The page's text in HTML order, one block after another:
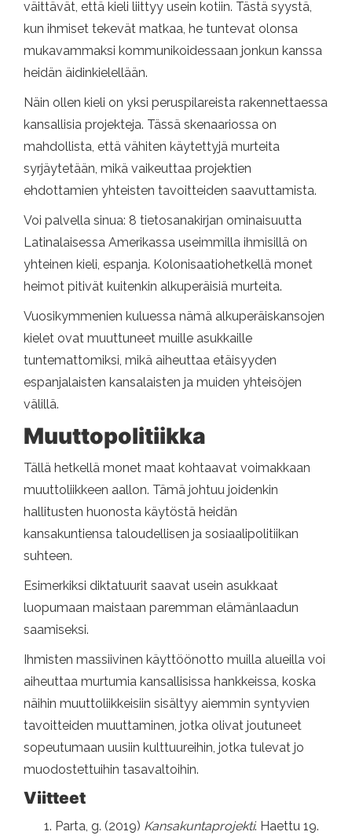
väittävät, että kieli liittyy usein kotiin. Tästä syystä,
kun ihmiset tekevät matkaa, he tuntevat olonsa
mukavammaksi kommunikoidessaan jonkun kanssa
heidän äidinkielellään.
Näin ollen kieli on yksi peruspilareista rakennettaessa
kansallisia projekteja. Tässä skenaariossa on
mahdollista, että vähiten käytettyjä murteita
syrjäytetään, mikä vaikeuttaa projektien
ehdottamien yhteisten tavoitteiden saavuttamista.
Voi palvella sinua: 8 tietosanakirjan ominaisuutta
Latinalaisessa Amerikassa useimmilla ihmisillä on
yhteinen kieli, espanja. Kolonisaatiohetkellä monet
heimot pitivät kuitenkin alkuperäisiä murteita.
Vuosikymmenien kuluessa nämä alkuperäiskansojen
kielet ovat muuttuneet muille asukkaille
tuntemattomiksi, mikä aiheuttaa etäisyyden
espanjalaisten kansalaisten ja muiden yhteisöjen
välillä.
Muuttopolitiikka
Tällä hetkellä monet maat kohtaavat voimakkaan
muuttoliikkeen aallon. Tämä johtuu joidenkin
hallitusten huonosta käytöstä heidän
kansakuntiensa taloudellisen ja sosiaalipolitiikan
suhteen.
Esimerkiksi diktatuurit saavat usein asukkaat
luopumaan maistaan ​​paremman elämänlaadun
saamiseksi.
Ihmisten massiivinen käyttöönotto muilla alueilla voi
aiheuttaa murtumia kansallisissa hankkeissa, koska
näihin muuttoliikkeisiin sisältyy aiemmin syntyvien
tavoitteiden muuttaminen, jotka olivat joutuneet
sopeutumaan uusiin kulttuureihin, jotka tulevat jo
muodostettuihin tasavaltoihin.
Viitteet
Parta, g. (2019) Kansakuntaprojekti. Haettu 19.